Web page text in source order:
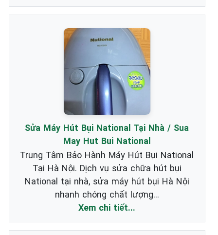
Sửa Máy Hút Bụi National Tại Nhà / Sua
May Hut Bui National
Trung Tâm Bảo Hành Máy Hút Bụi National
Tại Hà Nội. Dịch vụ sửa chữa hút bụi
National tại nhà, sửa máy hút bụi Hà Nội
nhanh chóng chất lượng...
Xem chi tiết...